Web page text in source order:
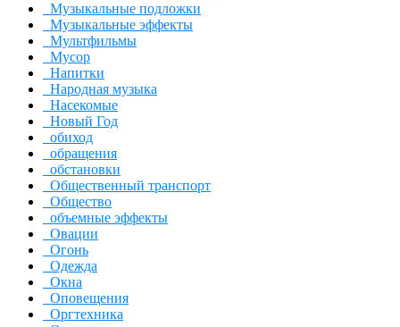
Музыкальные подложки
Музыкальные эффекты
Мультфильмы
Мусор
Напитки
Народная музыка
Насекомые
Новый Год
обиход
обращения
обстановки
Общественный транспорт
Общество
объемные эффекты
Овации
Огонь
Одежда
Окна
Оповещения
Оргтехника